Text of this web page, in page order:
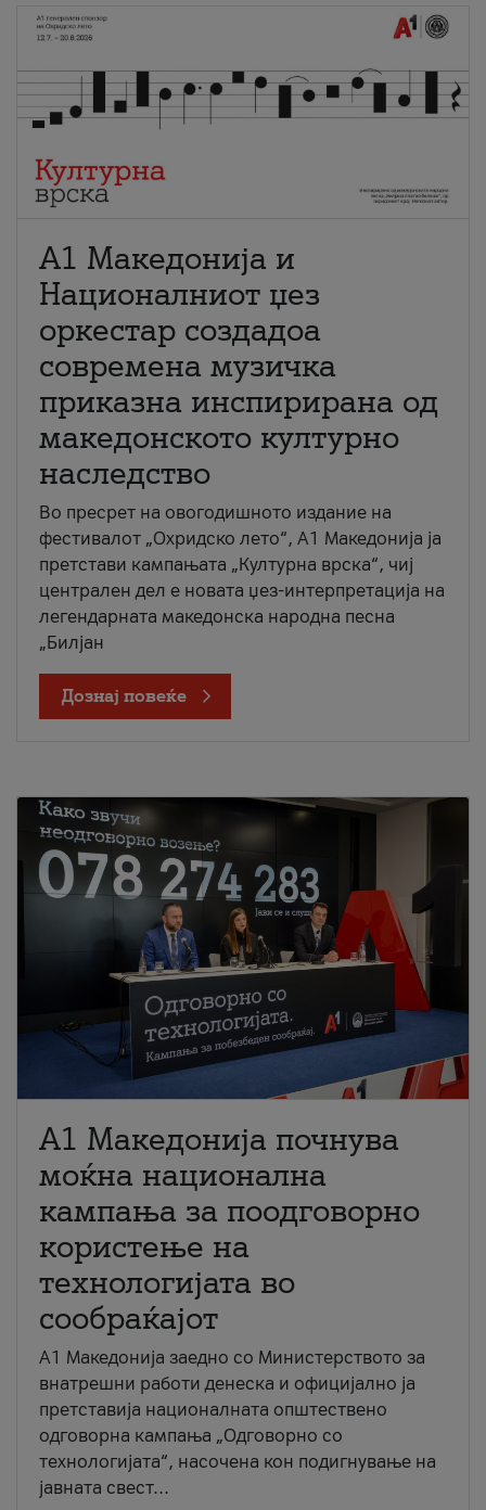
А1 Македонија и
Националниот џез
оркестар создадоа
современа музичка
приказна инспирирана од
македонското културно
наследство
Во пресрет на овогодишното издание на
фестивалот „Охридско лето“, А1 Македонија ја
претстави кампањата „Културна врска“, чиј
централен дел е новата џез-интерпретација на
легендарната македонска народна песна
„Билјан
Дознај повеќе
A1 Македонија почнува
моќна национална
кампања за поодговорно
користење на
технологијата во
сообраќајот
A1 Македонија заедно со Министерството за
внатрешни работи денеска и официјално ја
претставија националната општествено
одговорна кампања „Одговорно со
технологијата“, насочена кон подигнување на
јавната свест...